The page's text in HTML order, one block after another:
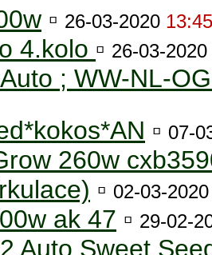
▫ 26-03-2020
4.kolo ▫ 26-03-2020
; WW-NL-
▫ 07-
260w
▫ 02-03-
ak 47 ▫ 29-02-
Auto Sweet